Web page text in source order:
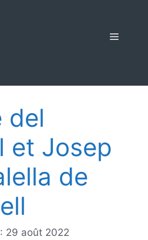
MENU
del
et Josep
de
29 août 2022